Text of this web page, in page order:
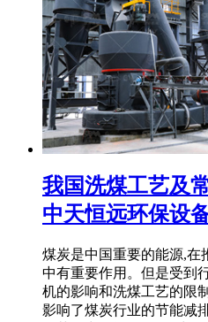
我国洗煤工艺及
中天恒远环保设
煤炭是中国重要的能源,在
中有重要作用。但是受到
机的影响和洗煤工艺的限
影响了煤炭行业的节能减